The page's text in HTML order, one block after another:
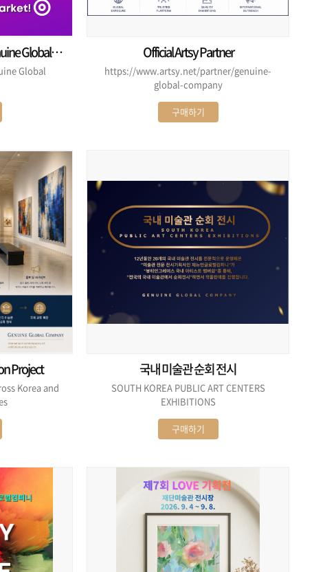
Official Artsy Partner
https://www.artsy.net/partner/genuine-
global-company
구매하기
Project
Korea and
국내 미술관 순회 전시
SOUTH KOREA PUBLIC ART CENTERS
EXHIBITIONS
구매하기